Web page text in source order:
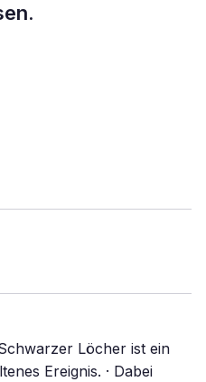
Löcher ist ein
Ereignis. · Dabei